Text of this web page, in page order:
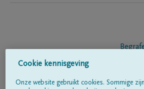
Cookie kennisgeving
Onze website gebruikt cookies. Sommige